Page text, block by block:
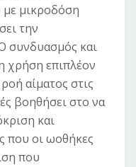
μικροδόση
την
συνδυασμός και
χρήση επιπλέον
αίματος στις
βοηθήσει στο να
και
που οι ωοθήκες
που